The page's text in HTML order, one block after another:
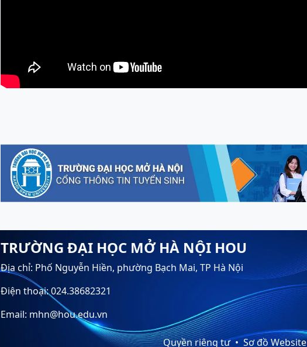
TRƯỜNG ĐẠI HỌC MỞ HÀ NỘI HOU
Địa chỉ: Phố Nguyễn Hiền, phường Bạch Mai, TP Hà Nội
Điện thoại: 024.38682321
Email: mhn@hou.edu.vn
Quyền riêng tư Sơ đồ Website